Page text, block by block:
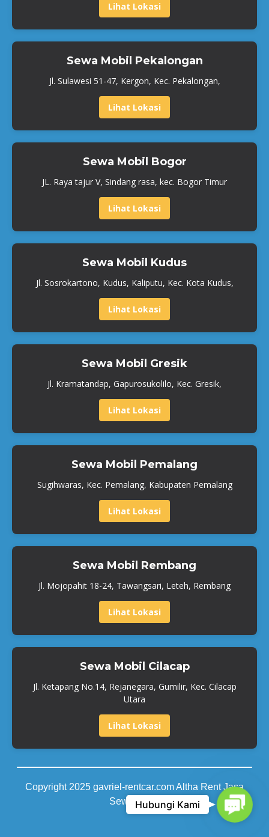
Lihat Lokasi
Sewa Mobil Pekalongan
Jl. Sulawesi 51-47, Kergon, Kec. Pekalongan,
Lihat Lokasi
Sewa Mobil Bogor
JL. Raya tajur V, Sindang rasa, kec. Bogor Timur
Lihat Lokasi
Sewa Mobil Kudus
Jl. Sosrokartono, Kudus, Kaliputu, Kec. Kota Kudus,
Lihat Lokasi
Sewa Mobil Gresik
Jl. Kramatandap, Gapurosukolilo, Kec. Gresik,
Lihat Lokasi
Sewa Mobil Pemalang
Sugihwaras, Kec. Pemalang, Kabupaten Pemalang
Lihat Lokasi
Sewa Mobil Rembang
Jl. Mojopahit 18-24, Tawangsari, Leteh, Rembang
Lihat Lokasi
Sewa Mobil Cilacap
Jl. Ketapang No.14, Rejanegara, Gumilir, Kec. Cilacap
Utara
Lihat Lokasi
Copyright 2025 gavriel-rentcar.com Altha Rent Jasa
Sewa MobilHubungi Kami